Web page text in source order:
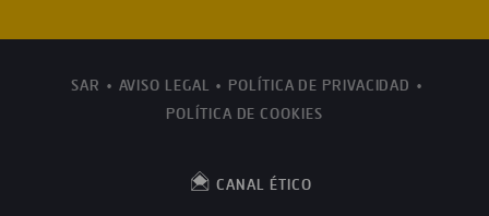
SAR AVISO LEGAL
POLÍTICA DE PRIVACIDAD
POLÍTICA DE COOKIES
CANAL ÉTICO